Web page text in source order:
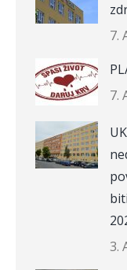
7.
7.
3.